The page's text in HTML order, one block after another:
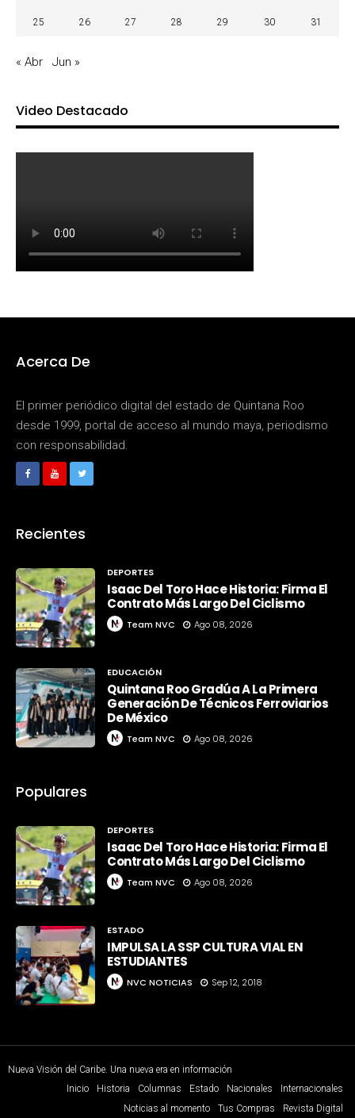
25 26 27 28 29 30 31
« Abr Jun »
Video Destacado
Acerca De
El primer periódico digital del estado de Quintana Roo
desde 1999, portal de acceso al mundo maya, periodismo
con responsabilidad.
Recientes
DEPORTES
Isaac Del Toro Hace Historia: Firma El
Contrato Más Largo Del Ciclismo
Team NVC Ago 08, 2026
EDUCACIÓN
Quintana Roo Gradúa A La Primera
Generación De Técnicos Ferroviarios
De México
Team NVC Ago 08, 2026
Populares
DEPORTES
Isaac Del Toro Hace Historia: Firma El
Contrato Más Largo Del Ciclismo
Team NVC Ago 08, 2026
ESTADO
IMPULSA LA SSP CULTURA VIAL EN
ESTUDIANTES
NVC NOTICIAS Sep 12, 2018
Nueva Visión del Caribe. Una nueva era en información
Inicio
Historia Columnas Estado Nacionales
Internacionales
Noticias al momento
Tus Compras Revista Digital